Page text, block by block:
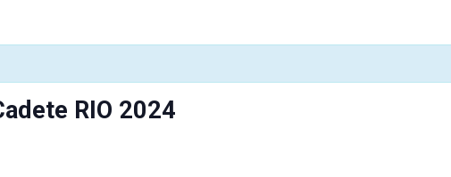
RIO 2024